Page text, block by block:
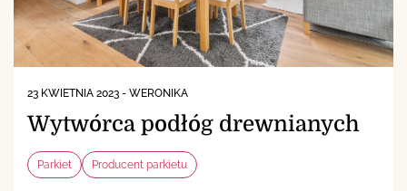
23 KWIETNIA 2023 - WERONIKA
Wytwórca podłóg drewnianych
Parkiet Producent parkietu